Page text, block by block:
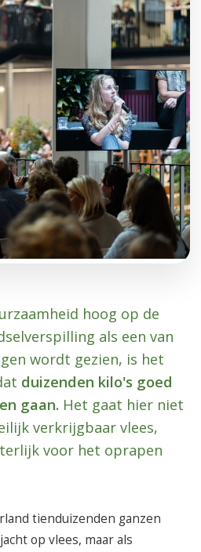
hoog op de
als een van
wordt gezien, is het
duizenden kilo's goed
gaan. Het gaat hier niet
verkrijgbaar vlees,
voor het oprapen
tienduizenden ganzen
op vlees, maar als